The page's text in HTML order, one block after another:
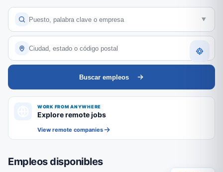
Buscar empleos
WORK FROM ANYWHERE
Explore remote jobs
View remote companies
Empleos disponibles